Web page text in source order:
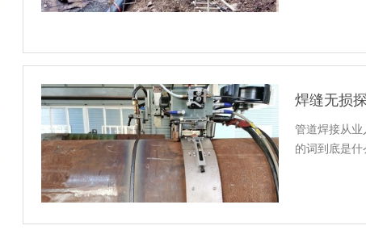
焊缝无损
管道焊接从
的词到底是什